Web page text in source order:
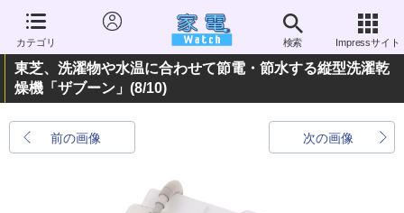
カテゴリ 検索 Impressサイト
東芝、洗濯物や水温に合わせて節電・節水する縦型洗濯乾
燥機「ザブーン」 (8/10)
前の画像 次の画像